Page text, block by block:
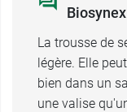
La trousse de
légère. Elle
bien dans un
une valise